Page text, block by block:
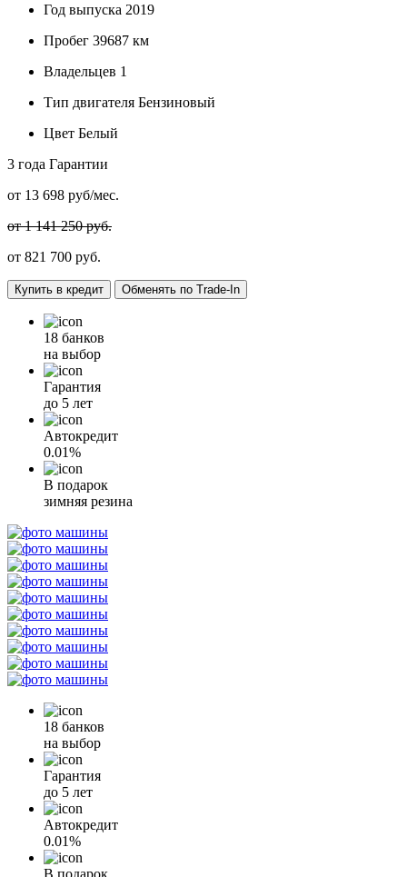
Год выпуска 2019
Пробег 39687 км
Владельцев 1
Тип двигателя Бензиновый
Цвет Белый
3 года Гарантии
от 13 698 руб/мес.
от 1 141 250 руб.
от 821 700 руб.
Купить в кредит Обменять по Trade-In
18 банков
на выбор
Гарантия
до 5 лет
Автокредит
0.01%
В подарок
зимняя резина
18 банков
на выбор
Гарантия
до 5 лет
Автокредит
0.01%
В подарок